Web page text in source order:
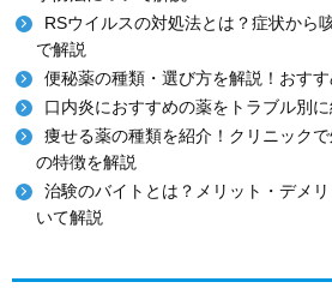
RSウイルスの対処法とは？症状から
で解説
便秘薬の種類・選び方を解説！おす
口内炎におすすめの薬をトラブル別
痩せる薬の種類を紹介！クリニック
の特徴を解説
治験のバイトとは？メリット・デメ
いて解説